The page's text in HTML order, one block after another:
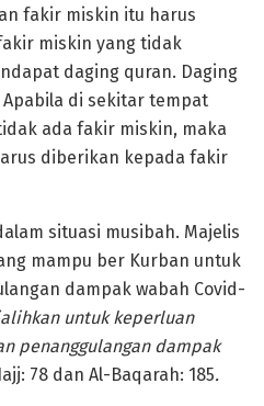
fakir miskin itu harus
miskin yang tidak
daging quran. Daging
di sekitar tempat
ada fakir miskin, maka
diberikan kepada fakir
situasi musibah. Majelis
mampu ber Kurban untuk
dampak wabah Covid-
untuk keperluan
penanggulangan dampak
78 dan Al-Baqarah: 185.